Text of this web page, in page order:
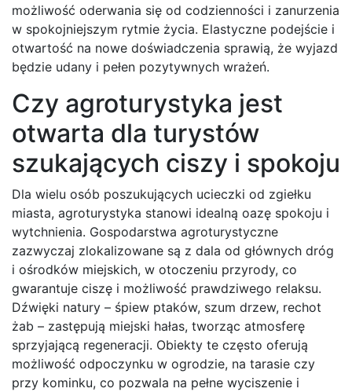
możliwość oderwania się od codzienności i zanurzenia
w spokojniejszym rytmie życia. Elastyczne podejście i
otwartość na nowe doświadczenia sprawią, że wyjazd
będzie udany i pełen pozytywnych wrażeń.
Czy agroturystyka jest
otwarta dla turystów
szukających ciszy i spokoju
Dla wielu osób poszukujących ucieczki od zgiełku
miasta, agroturystyka stanowi idealną oazę spokoju i
wytchnienia. Gospodarstwa agroturystyczne
zazwyczaj zlokalizowane są z dala od głównych dróg
i ośrodków miejskich, w otoczeniu przyrody, co
gwarantuje ciszę i możliwość prawdziwego relaksu.
Dźwięki natury – śpiew ptaków, szum drzew, rechot
żab – zastępują miejski hałas, tworząc atmosferę
sprzyjającą regeneracji. Obiekty te często oferują
możliwość odpoczynku w ogrodzie, na tarasie czy
przy kominku, co pozwala na pełne wyciszenie i